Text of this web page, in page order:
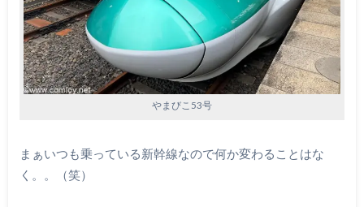
やまびこ53号
まぁいつも乗っている新幹線なので何か変わることはな
く。。（笑）